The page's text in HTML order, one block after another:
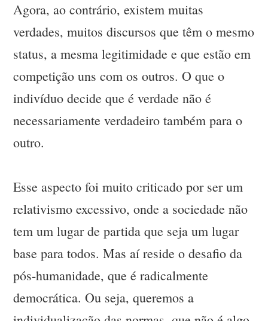
Agora, ao contrário, existem muitas
verdades, muitos discursos que têm o mesmo
status, a mesma legitimidade e que estão em
competição uns com os outros. O que o
indivíduo decide que é verdade não é
necessariamente verdadeiro também para o
outro.
Esse aspecto foi muito criticado por ser um
relativismo excessivo, onde a sociedade não
tem um lugar de partida que seja um lugar
base para todos. Mas aí reside o desafio da
pós-humanidade, que é radicalmente
democrática. Ou seja, queremos a